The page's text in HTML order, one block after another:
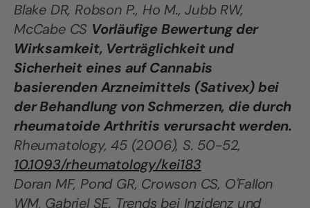
Blake DR, Robson P., Ho M., Jubb RW,
McCabe CS Vorläufige Bewertung der
Wirksamkeit, Verträglichkeit und
Sicherheit eines auf Cannabis
basierenden Arzneimittels (Sativex) bei
der Behandlung von Schmerzen, die durch
rheumatoide Arthritis verursacht werden.
Rheumatology, 45 (2006), S. 50-52,
10.1093/rheumatology/kei183
Doran MF, Pond GR, Crowson CS, O'Fallon
WM, Gabriel SE. Trends bei Inzidenz und